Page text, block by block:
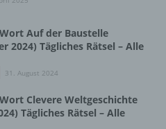
Auf der Baustelle
2024) Tägliches Rätsel – Alle
31. August 2024
Clevere Weltgeschichte
Tägliches Rätsel – Alle
das Erfassen, die
die Speicherung,
Veränderung, das
die Verwendung,
Übermittlung,
andere Form der
Abgleich oder die
das